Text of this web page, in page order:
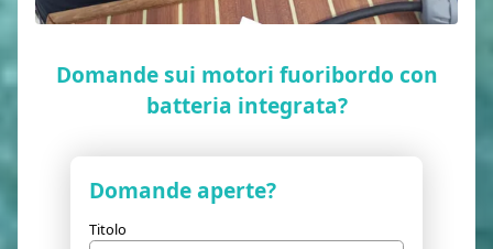
Domande sui motori fuoribordo con
batteria integrata?
Domande aperte?
Titolo